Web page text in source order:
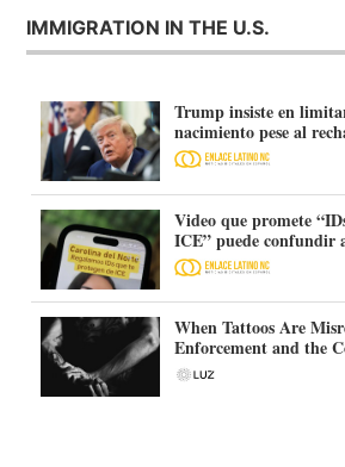
IMMIGRATION IN THE U.S.
Trump insiste en
nacimiento pese al
Suprema
Video que promete
ICE” puede confundir
When Tattoos Are
Enforcement and the